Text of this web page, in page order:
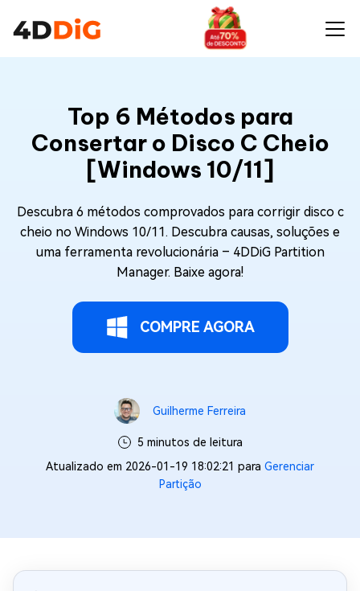
Top 6 Métodos para
Consertar o Disco C Cheio
[Windows 10/11]
Descubra 6 métodos comprovados para corrigir disco c
cheio no Windows 10/11. Descubra causas, soluções e
uma ferramenta revolucionária – 4DDiG Partition
Manager. Baixe agora!
COMPRE AGORA
Guilherme Ferreira
5 minutos de leitura
Atualizado em 2026-01-19 18:02:21 para Gerenciar
Partição